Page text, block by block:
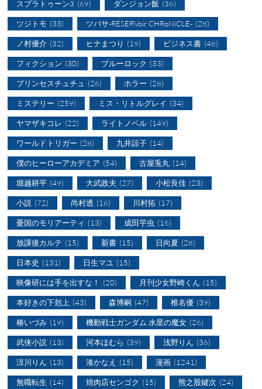
スプラトゥーン3 (69) ダンジョン飯 (36)
ツジトモ (33) ツバサ-RESERVoir CHRoNiCLE- (28)
ノ村優介 (32) ヒナまつり (19) ビジネス書 (48)
フィクション (30) ブルーロック (33)
プリンセスチュチュ (26) ホラー (28)
ミステリー (259) ミス・リトルグレイ (34)
ヤマザキコレ (22) ライトノベル (149)
ワールドトリガー (28) 九井諒子 (14)
僕のヒーローアカデミア (54) 古屋兎丸 (14)
堀越耕平 (49) 大武政夫 (27) 小松良佳 (23)
小説 (72) 尚村透 (16) 川村拓 (17)
憂国のモリアーティ (13) 成田芋虫 (16)
放課後カルテ (15) 新書 (15) 日向夏 (28)
日本史 (131) 日生マユ (15)
映像研には手を出すな！ (20) 月刊少女野崎くん (15)
本好きの下剋上 (43) 森博嗣 (47) 椎名優 (39)
椿いづみ (19) 機動戦士ガンダム 水星の魔女 (26)
武侠小説 (13) 河本ほむら (39) 浅野りん (36)
涼川りん (13) 湊かなえ (15) 漫画 (1241)
無職転生 (14) 焼肉店センゴク (15) 熊之股鍵次 (24)